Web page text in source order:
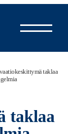
taklaa
taklaa